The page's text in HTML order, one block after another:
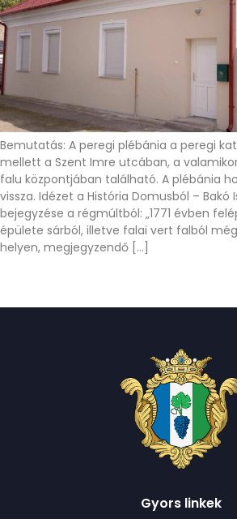
Bemutatás: A peregi plébánia a peregi
mellett a Szent Imre utcában, a
falu központjában található. A plébánia
vissza. Idézet a História Domusból – Bakó
bejegyzése a régmúltból: „1771 évben
épülete sárból, illetve falai vert falból
helyen, megjegyzendő […]
Gyors linkek